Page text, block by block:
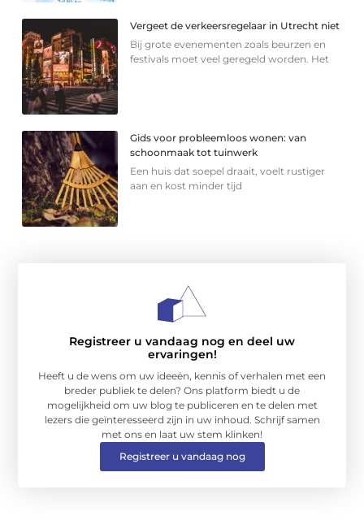
Vergeet de verkeersregelaar in Utrecht niet
Bij grote evenementen zoals beurzen en
festivals moet veel geregeld worden. Het
Gids voor probleemloos wonen: van
schoonmaak tot tuinwerk
Een huis dat soepel draait, voelt rustiger
aan en kost minder tijd
Registreer u vandaag nog en deel uw
ervaringen!
Heeft u de wens om uw ideeën, kennis of verhalen met een
breder publiek te delen? Ons platform biedt u de
mogelijkheid om uw blog te publiceren en te delen met
lezers die geïnteresseerd zijn in uw inhoud. Schrijf samen
met ons en laat uw stem klinken!
Registreer u vandaag nog